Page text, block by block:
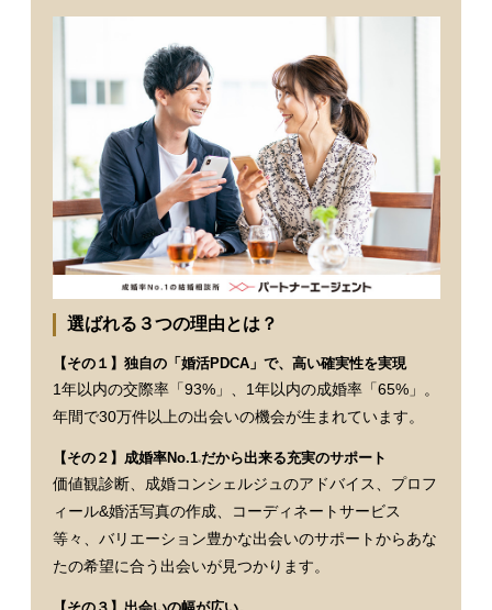
選ばれる３つの理由とは？
【その１】独自の「婚活PDCA」で、高い確実性を実現
1年以内の交際率「93%」、1年以内の成婚率「65%」。
年間で30万件以上の出会いの機会が生まれています。
【その２】成婚率No.1※だから出来る充実のサポート
価値観診断、成婚コンシェルジュのアドバイス、プロフ
ィール&婚活写真の作成、コーディネートサービス
等々、バリエーション豊かな出会いのサポートからあな
たの希望に合う出会いが見つかります。